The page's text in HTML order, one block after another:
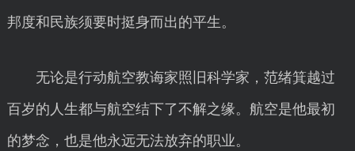
邦度和民族须要时挺身而出的平生。
无论是行动航空教诲家照旧科学家，范绪箕越过
百岁的人生都与航空结下了不解之缘。航空是他最初
的梦念，也是他永远无法放弃的职业。